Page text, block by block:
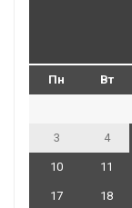
Пн Вт
3 4
10 11
17 18